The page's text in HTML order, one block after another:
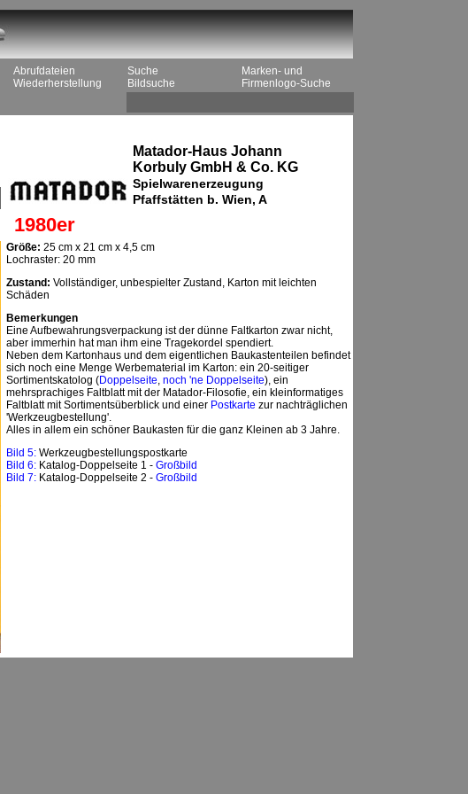
Abrufdateien
Wiederherstellung
Suche
Bildsuche
Marken- und
Firmenlogo-Suche
Matador-Haus Johann
Korbuly GmbH & Co. KG
Spielwarenerzeugung
Pfaffstätten b. Wien, A
1980er
Größe: 25 cm x 21 cm x 4,5 cm
Lochraster: 20 mm
Zustand: Vollständiger, unbespielter Zustand, Karton mit leichten
Schäden
Bemerkungen
Eine Aufbewahrungsverpackung ist der dünne Faltkarton zwar nicht,
aber immerhin hat man ihm eine Tragekordel spendiert.
Neben dem Kartonhaus und dem eigentlichen Baukastenteilen befindet
sich noch eine Menge Werbematerial im Karton: ein 20-seitiger
Sortimentskatolog (Doppelseite, noch 'ne Doppelseite), ein
mehrsprachiges Faltblatt mit der Matador-Filosofie, ein kleinformatiges
Faltblatt mit Sortimentsüberblick und einer Postkarte zur nachträglichen
'Werkzeugbestellung'.
Alles in allem ein schöner Baukasten für die ganz Kleinen ab 3 Jahre.
Bild 5: Werkzeugbestellungspostkarte
Bild 6: Katalog-Doppelseite 1 - Großbild
Bild 7: Katalog-Doppelseite 2 - Großbild